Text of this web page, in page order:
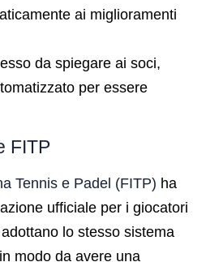
ai miglioramenti
da spiegare ai soci,
per essere
FITP
Tennis e Padel (FITP) ha
ufficiale per i giocatori
lo stesso sistema
modo da avere una